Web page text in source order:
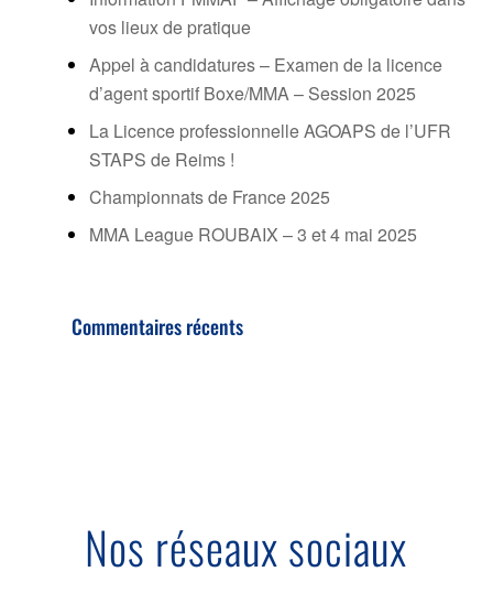
vos lieux de pratique
Appel à candidatures – Examen de la licence
d’agent sportif Boxe/MMA – Session 2025
La Licence professionnelle AGOAPS de l’UFR
STAPS de Reims !
Championnats de France 2025
MMA League ROUBAIX – 3 et 4 mai 2025
Commentaires récents
Nos réseaux sociaux